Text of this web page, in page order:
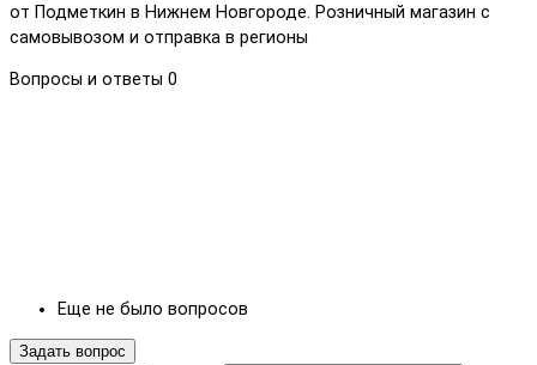
от Подметкин в Нижнем Новгороде. Розничный магазин с
самовывозом и отправка в регионы
Вопросы и ответы 0
Еще не было вопросов
Задать вопрос